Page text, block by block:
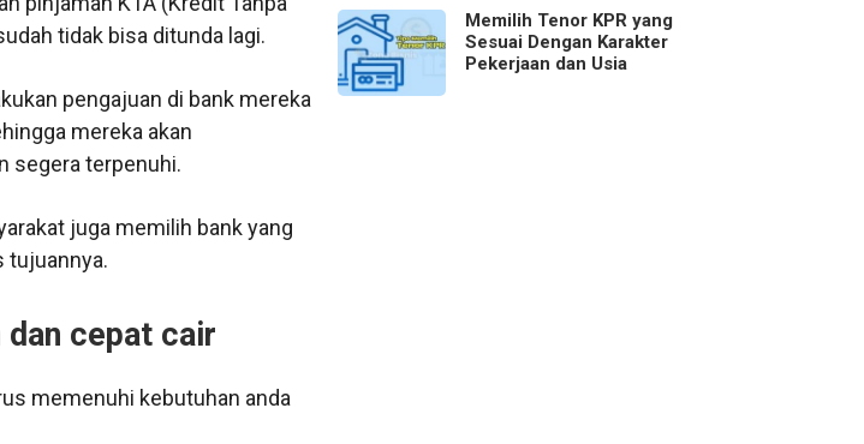
tidak bisa ditunda lagi.
pengajuan di bank mereka
mereka akan
segera terpenuhi.
juga memilih bank yang
tujuannya.
dan cepat cair
memenuhi kebutuhan anda
Memilih Tenor KPR yang
Sesuai Dengan Karakter
Pekerjaan dan Usia